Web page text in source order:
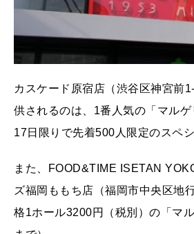
カスケード原宿店（渋谷区神宮
供されるのは、1番人気の「マル
17日限りで先着500人限定のスペ
また、FOOD&TIME ISETAN
ズ福岡ももち店（福岡市中央区地
格1ホール3200円（税別）の「マ